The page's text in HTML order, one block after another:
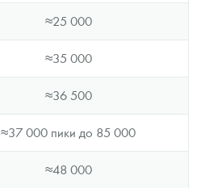
≈25 000
≈35 000
≈36 500
≈37 000 пики до 85 000
≈48 000